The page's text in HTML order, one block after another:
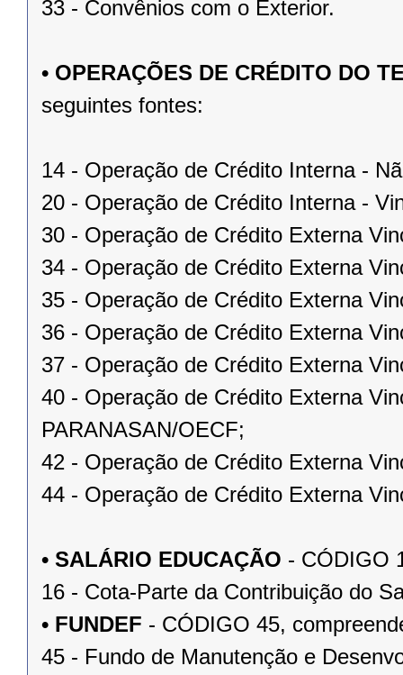
33 - Convênios com o Exterior.
• OPERAÇÕES DE CRÉDITO DO
seguintes fontes:
14 - Operação de Crédito Interna -
20 - Operação de Crédito Interna -
30 - Operação de Crédito Externa
34 - Operação de Crédito Externa
35 - Operação de Crédito Externa
36 - Operação de Crédito Externa
37 - Operação de Crédito Externa
40 - Operação de Crédito Externa
PARANASAN/OECF;
42 - Operação de Crédito Externa
44 - Operação de Crédito Externa
• SALÁRIO EDUCAÇÃO - CÓDIGO
16 - Cota-Parte da Contribuição do
• FUNDEF - CÓDIGO 45,
45 - Fundo de Manutenção e